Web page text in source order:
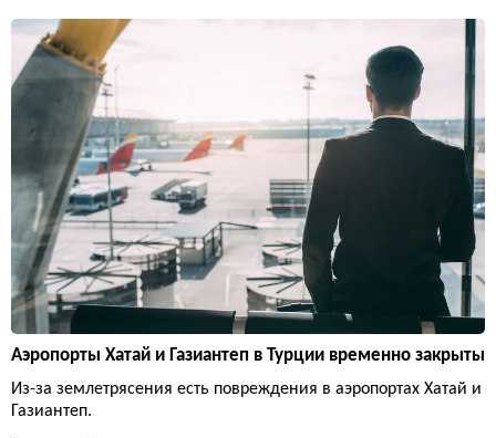
Аэропорты Хатай и Газиантеп в Турции временно закрыты
Из-за землетрясения есть повреждения в аэропортах Хатай и
Газиантеп.